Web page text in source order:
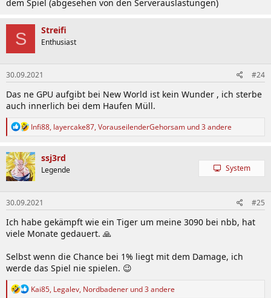
dem Spiel (abgesehen von den Serverauslastungen)
S Streifi
Enthusiast
30.09.2021 #24
Das ne GPU aufgibt bei New World ist kein Wunder , ich sterbe
auch innerlich bei dem Haufen Müll.
R
k
t
i
o
n
e
n
:
Infi88, layercake87, VorauseilenderGehorsam und 3 andere
ssj3rd
Legende System
30.09.2021 #25
Ich habe gekämpft wie ein Tiger um meine 3090 bei nbb, hat
viele Monate gedauert. 🙏
Selbst wenn die Chance bei 1% liegt mit dem Damage, ich
werde das Spiel nie spielen. 😉
R
Kai85, Legalev, Nordbadener und 3 andere